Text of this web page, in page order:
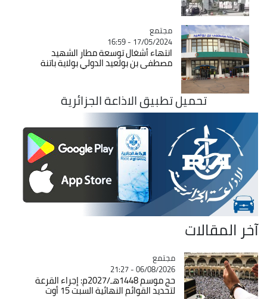
Catégorie
مجتمع
17/05/2024 - 16:59
انتهاء أشغال توسعة مطار الشهيد
مصطفى بن بولعيد الدولي بولاية باتنة
تحميل تطبيق الاذاعة الجزائرية
آخر المقالات
Catégorie
مجتمع
06/08/2026 - 21:27
حج موسم 1448هـ/2027م: إجراء القرعة
لتحديد القوائم النهائية السبت 15 أوت